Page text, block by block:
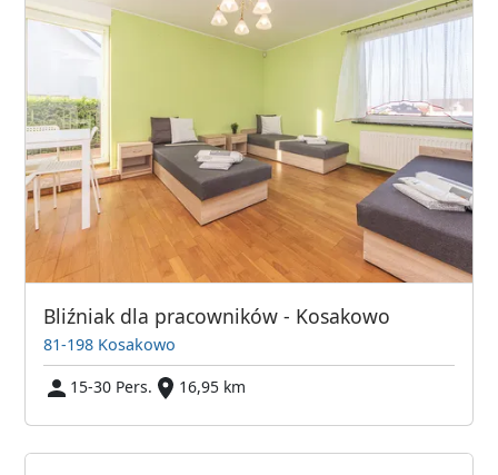
Bliźniak dla pracowników - Kosakowo
81-198 Kosakowo
15-30 Pers.
16,95 km